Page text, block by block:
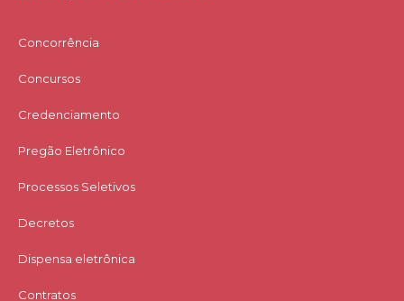
Concorrência
Concursos
Credenciamento
Pregão Eletrônico
Processos Seletivos
Decretos
Dispensa eletrônica
Contratos